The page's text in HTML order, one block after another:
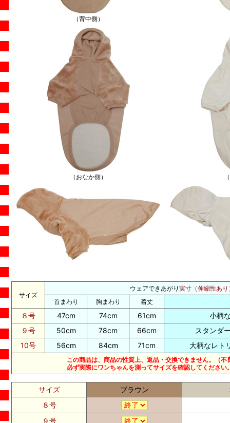
（背中側）
（おなか側）
サイズ
ウェアできあがり 実寸（伸縮性あり
首まわり
胸まわり 着丈
８号 47cm 74cm 61cm
小柄
９号
50cm 78cm 66cm
スタンダ
10号
56cm 84cm 71cm 大柄なレト
この商品は、商品の性質上、返品・交換できません。（不
必ず実際にワンちゃんを測ってサイズを確認してください
サイズ ブラウン
８号
９号